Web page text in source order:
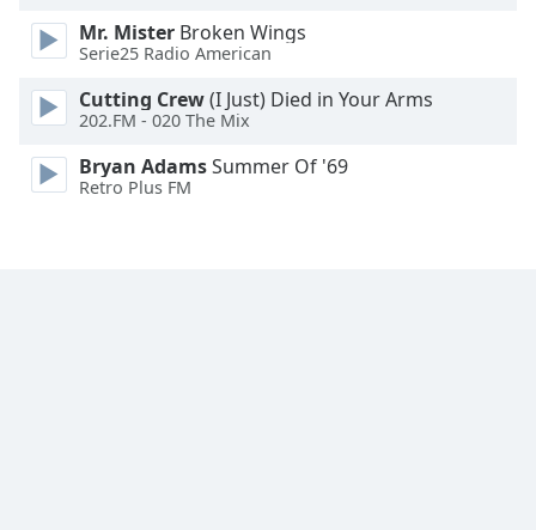
Reset
Done
Modal
Dialog
dialog
Mr. Mister Broken Wings
Serie25 Radio American
Cutting Crew(I Just) Died in Your Arms
202.FM - 020 The Mix
Bryan AdamsSummer Of '69
Retro Plus FM